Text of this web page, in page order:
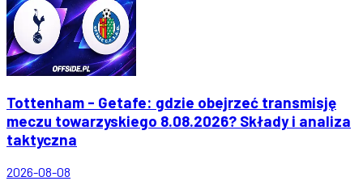
Tottenham - Getafe: gdzie obejrzeć transmisję
meczu towarzyskiego 8.08.2026? Składy i analiza
taktyczna
2026-08-08